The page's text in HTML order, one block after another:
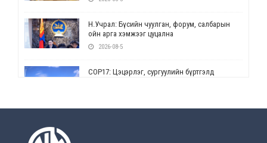
Н.Учрал: Бүсийн чуулган, форум, салбарын
ойн арга хэмжээг цуцална
2026-08-5
СОР17: Цэцэрлэг, сургуулийн бүртгэлд